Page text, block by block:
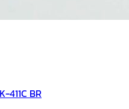
411C BR